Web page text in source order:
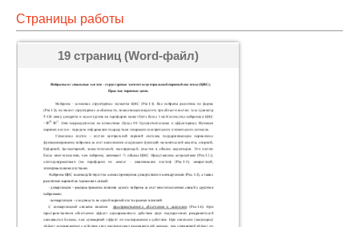
Страницы работы
19 страниц (Word-файл)